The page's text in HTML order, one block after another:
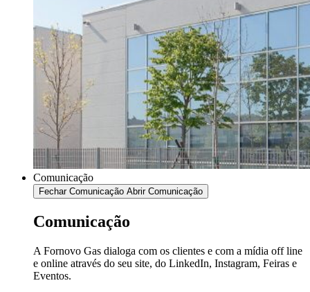
Comunicação
Fechar Comunicação Abrir Comunicação
Comunicação
A Fornovo Gas dialoga com os clientes e com a mídia off line
e online através do seu site, do LinkedIn, Instagram, Feiras e
Eventos.